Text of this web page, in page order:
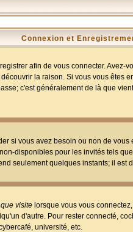
Connexion et
afin de vous connecter.
la raison. Si vous vous êtes
c'est généralement de là que
si vous avez besoin ou non de
disponibles pour les invités tels
seulement quelques instants; il est
visite lorsque vous vous
d'autre. Pour rester connecté,
université, etc.